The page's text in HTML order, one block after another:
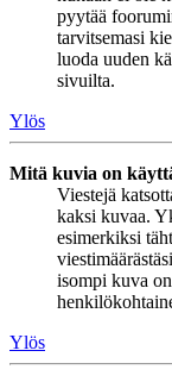
pyytää
tarvitsemasi
luoda uuden
sivuilta.
Ylös
Mitä kuvia on
Viestejä
kaksi kuvaa.
esimerkiksi
isompi kuva
Ylös